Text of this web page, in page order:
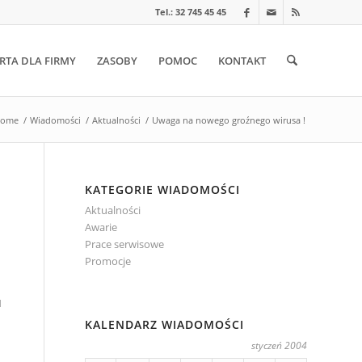
Tel.: 32 745 45 45
DLA FIRMY ZASOBY POMOC KONTAKT
/ Wiadomości / Aktualności / Uwaga na nowego groźnego wirusa !
KATEGORIE WIADOMOŚCI
Aktualności
Awarie
Prace serwisowe
Promocje
KALENDARZ WIADOMOŚCI
styczeń 2004